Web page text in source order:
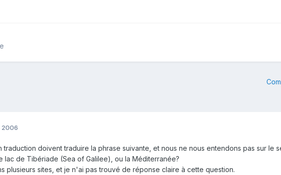
2006
traduction doivent traduire la phrase suivante, et nous ne nous entendons pas sur
lac de Tibériade (Sea of Galilee), ou la Méditerranée?
plusieurs sites, et je n'ai pas trouvé de réponse claire à cette question.